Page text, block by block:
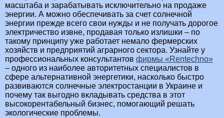
масштаба и зарабатывать исключительно на продаже
энергии. А можно обеспечивать за счет солнечной
энергии прежде всего свои нужды и не получать дорогое
электричество извне, продавая только излишки – по
такому принципу уже работает немало фермерских
хозяйств и предприятий аграрного сектора. Узнайте у
профессиональных консультантов фирмы «Rentechno»
– одного из наиболее авторитетных специалистов в
сфере альтернативной энергетики, насколько быстро
развиваются солнечные электростанции в Украине и
почему так выгодно вкладывать средства в этот
высокорентабельный бизнес, помогающий решать
экологические проблемы.